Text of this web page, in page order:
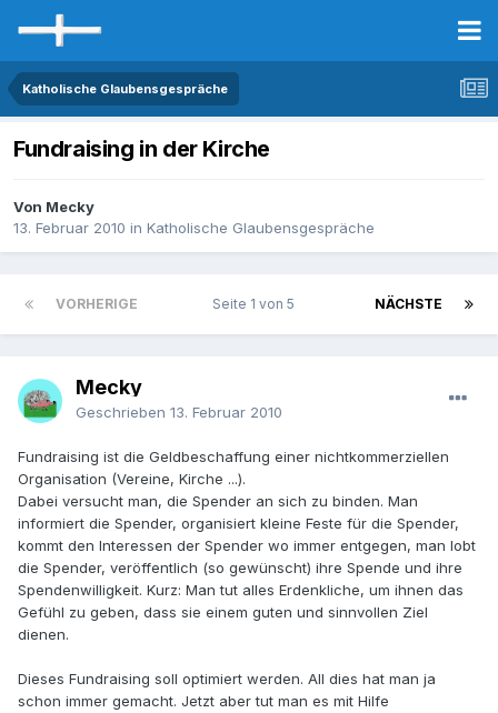
Katholische Glaubensgespräche
Fundraising in der Kirche
Von Mecky
13. Februar 2010 in Katholische Glaubensgespräche
VORHERIGE NÄCHSTE
Seite 1 von 5
Mecky
Geschrieben 13. Februar 2010
Fundraising ist die Geldbeschaffung einer nichtkommerziellen
Organisation (Vereine, Kirche ...).
Dabei versucht man, die Spender an sich zu binden. Man
informiert die Spender, organisiert kleine Feste für die Spender,
kommt den Interessen der Spender wo immer entgegen, man lobt
die Spender, veröffentlich (so gewünscht) ihre Spende und ihre
Spendenwilligkeit. Kurz: Man tut alles Erdenkliche, um ihnen das
Gefühl zu geben, dass sie einem guten und sinnvollen Ziel
dienen.
Dieses Fundraising soll optimiert werden. All dies hat man ja
schon immer gemacht. Jetzt aber tut man es mit Hilfe